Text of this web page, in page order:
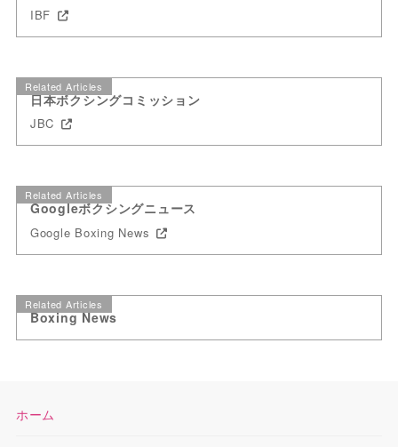
IBF
Related Articles
日本ボクシングコミッション
JBC
Related Articles
Googleボクシングニュース
Google Boxing News
Related Articles
Boxing News
ホーム